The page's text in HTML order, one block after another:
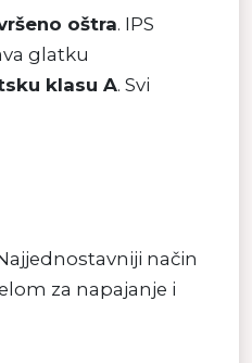
oštra. IPS
glatku
klasu A. Svi
način
za napajanje i